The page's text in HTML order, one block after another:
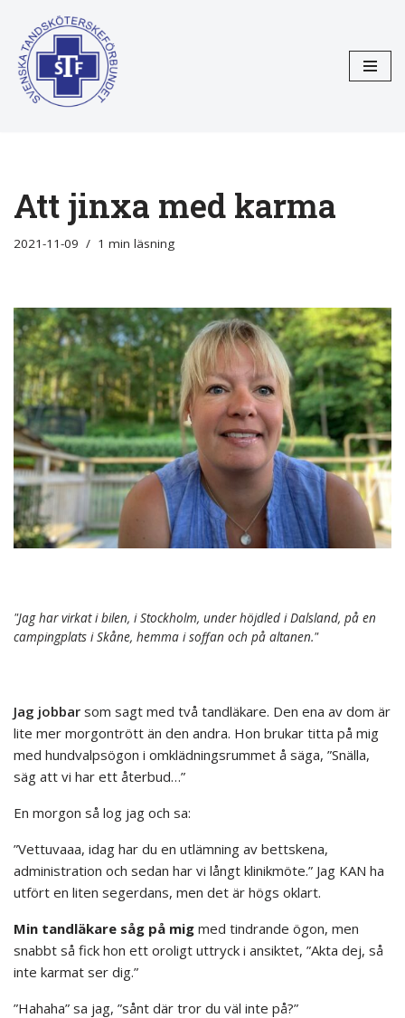
Hoppa
till
innehåll
Att jinxa med karma
2021-11-09 1 min läsning
"Jag har virkat i bilen, i Stockholm, under höjdled i Dalsland, på en
campingplats i Skåne, hemma i soffan och på altanen."
Jag jobbar som sagt med två tandläkare. Den ena av dom är
lite mer morgontrött än den andra. Hon brukar titta på mig
med hundvalpsögon i omklädningsrummet å säga, ”Snälla,
säg att vi har ett återbud…”
En morgon så log jag och sa:
”Vettuvaaa, idag har du en utlämning av bettskena,
administration och sedan har vi långt klinikmöte.” Jag KAN ha
utfört en liten segerdans, men det är högs oklart.
Min tandläkare såg på mig med tindrande ögon, men
snabbt så fick hon ett oroligt uttryck i ansiktet, ”Akta dej, så
inte karmat ser dig.”
”Hahaha” sa jag, ”sånt där tror du väl inte på?”